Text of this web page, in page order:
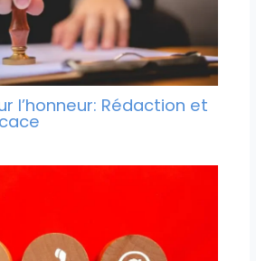
l’honneur: Rédaction et